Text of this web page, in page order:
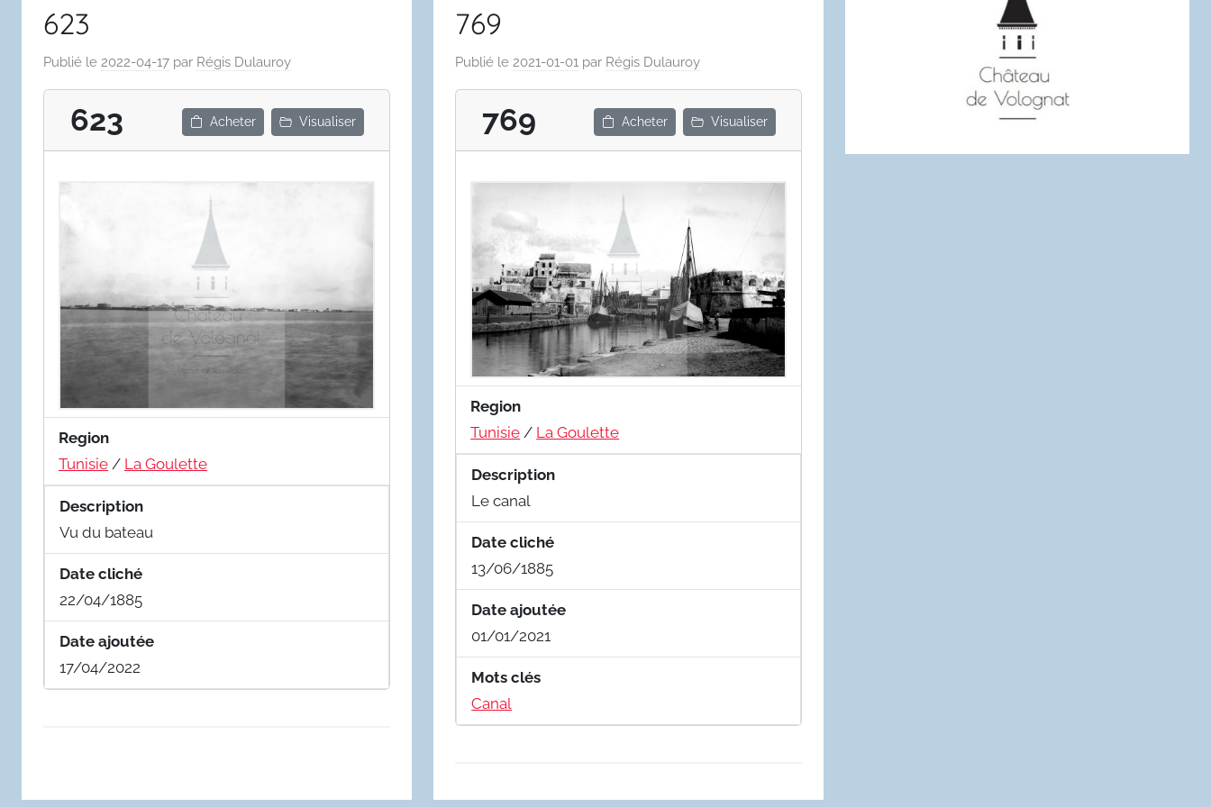
623
Publié le 2022-04-17 par Régis Dulauroy
623 Acheter Visualiser
Region
Tunisie / La Goulette
Description
Vu du bateau
Date cliché
22/04/1885
Date ajoutée
17/04/2022
769
Publié le2021-01-01 par Régis Dulauroy
769 Acheter Visualiser
Region
Tunisie / La Goulette
Description
Le canal
Date cliché
13/06/1885
Date ajoutée
01/01/2021
Mots clés
Canal